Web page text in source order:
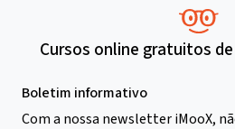
Cursos online gratuitos
Boletim informativo
Com a nossa newsletter iMooX,